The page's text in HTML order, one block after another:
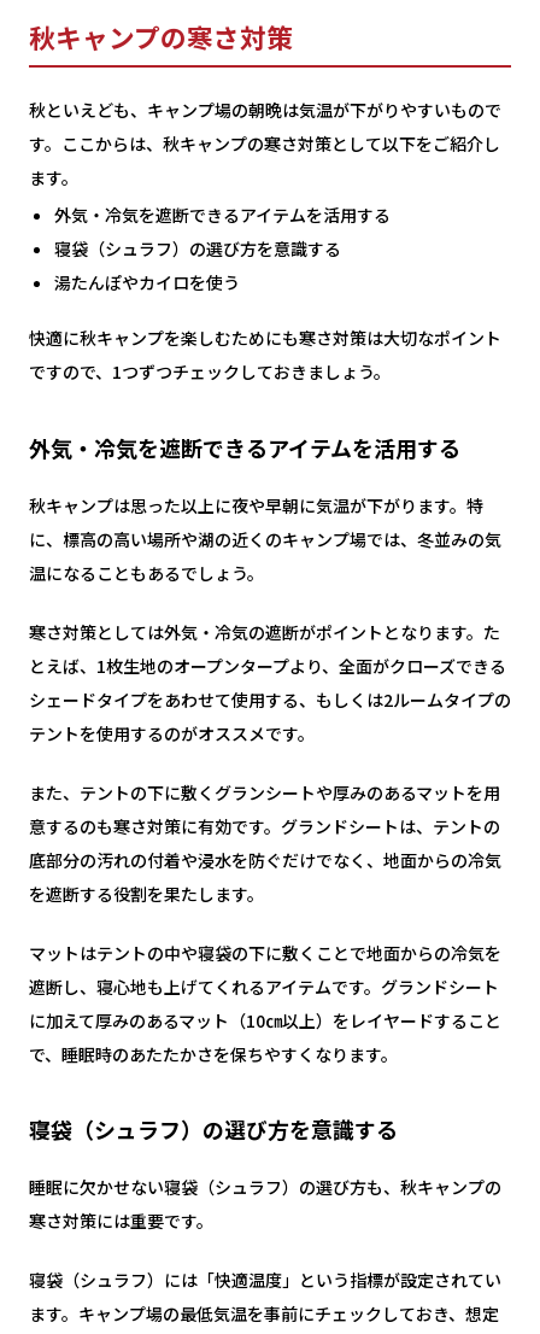
秋キャンプの寒さ対策
秋といえども、キャンプ場の朝晩は気温が下がりやすいもので
す。ここからは、秋キャンプの寒さ対策として以下をご紹介し
ます。
外気・冷気を遮断できるアイテムを活用する
寝袋（シュラフ）の選び方を意識する
湯たんぽやカイロを使う
快適に秋キャンプを楽しむためにも寒さ対策は大切なポイント
ですので、1つずつチェックしておきましょう。
外気・冷気を遮断できるアイテムを活用する
秋キャンプは思った以上に夜や早朝に気温が下がります。特
に、標高の高い場所や湖の近くのキャンプ場では、冬並みの気
温になることもあるでしょう。
寒さ対策としては外気・冷気の遮断がポイントとなります。た
とえば、1枚生地のオープンタープより、全面がクローズできる
シェードタイプをあわせて使用する、もしくは2ルームタイプの
テントを使用するのがオススメです。
また、テントの下に敷くグランシートや厚みのあるマットを用
意するのも寒さ対策に有効です。グランドシートは、テントの
底部分の汚れの付着や浸水を防ぐだけでなく、地面からの冷気
を遮断する役割を果たします。
マットはテントの中や寝袋の下に敷くことで地面からの冷気を
遮断し、寝心地も上げてくれるアイテムです。グランドシート
に加えて厚みのあるマット（10㎝以上）をレイヤードすること
で、睡眠時のあたたかさを保ちやすくなります。
寝袋（シュラフ）の選び方を意識する
睡眠に欠かせない寝袋（シュラフ）の選び方も、秋キャンプの
寒さ対策には重要です。
寝袋（シュラフ）には「快適温度」という指標が設定されてい
ます。キャンプ場の最低気温を事前にチェックしておき、想定